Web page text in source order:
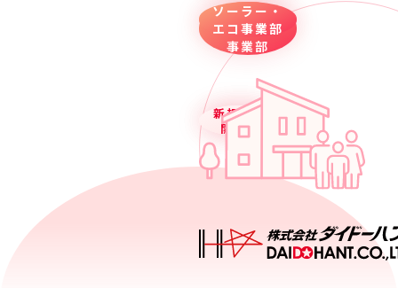
ネット
通販部
ホーム
センター
事業部
ソーラー・
エコ事業部
新規事業
開発部